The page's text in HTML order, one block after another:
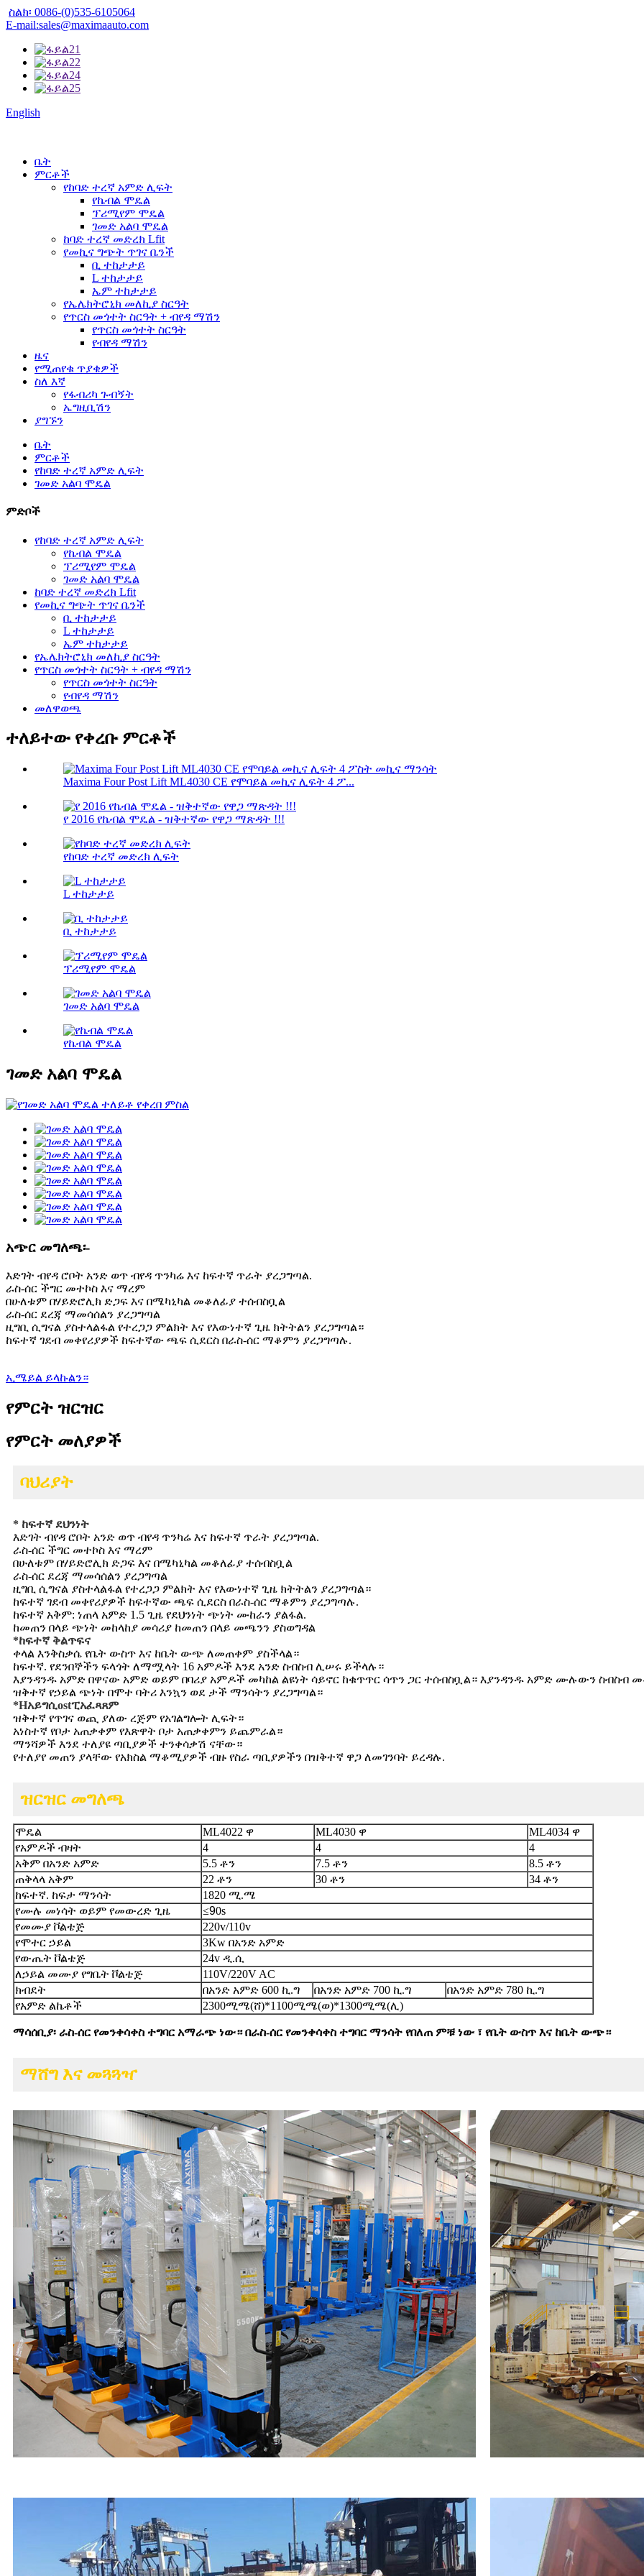
ስልክ፡ 0086-(0)535-6105064
E-mail:sales@maximaauto.com
English
ቤት
ምርቶች
የከባድ ተረኛ አምድ ሊፍት
የኬብል ሞዴል
ፕሪሚየም ሞዴል
ገመድ አልባ ሞዴል
ከባድ ተረኛ መድረክ Lfit
የመኪና ግጭት ጥገና ቤንች
ቢ ተከታታይ
L ተከታታይ
ኤም ተከታታይ
የኤሌክትሮኒክ መለኪያ ስርዓት
የጥርስ መጎተት ስርዓት + ብየዳ ማሽን
የጥርስ መጎተት ስርዓት
የብየዳ ማሽን
ዜና
የሚጠየቁ ጥያቄዎች
ስለ እኛ
የፋብሪካ ጉብኝት
ኤግዚቢሽን
ያግኙን
ቤት
ምርቶች
የከባድ ተረኛ አምድ ሊፍት
ገመድ አልባ ሞዴል
ምድቦች
የከባድ ተረኛ አምድ ሊፍት
የኬብል ሞዴል
ፕሪሚየም ሞዴል
ገመድ አልባ ሞዴል
ከባድ ተረኛ መድረክ Lfit
የመኪና ግጭት ጥገና ቤንች
ቢ ተከታታይ
L ተከታታይ
ኤም ተከታታይ
የኤሌክትሮኒክ መለኪያ ስርዓት
የጥርስ መጎተት ስርዓት + ብየዳ ማሽን
የጥርስ መጎተት ስርዓት
የብየዳ ማሽን
መለዋወጫ
ተለይተው የቀረቡ ምርቶች
Maxima Four Post Lift ML4030 CE የሞባይል መኪና ሊፍት 4 ፖ...
የ 2016 የኬብል ሞዴል - ዝቅተኛው የዋጋ ማጽዳት !!!
የከባድ ተረኛ መድረክ ሊፍት
L ተከታታይ
ቢ ተከታታይ
ፕሪሚየም ሞዴል
ገመድ አልባ ሞዴል
የኬብል ሞዴል
ገመድ አልባ ሞዴል
አጭር መግለጫ፡-
እድገት ብየዳ ሮቦት አንድ ወጥ ብየዳ ጥንካሬ እና ከፍተኛ ጥራት ያረጋግጣል.
ራስ-ሰር ችግር መተኮስ እና ማረም
በሁለቱም በሃይድሮሊክ ድጋፍ እና በሜካኒካል መቆለፊያ ተሰብስቧል
ራስ-ሰር ደረጃ ማመሳሰልን ያረጋግጣል
ዚግቢ ሲግናል ያስተላልፋል የተረጋጋ ምልክት እና የእውነተኛ ጊዜ ክትትልን ያረጋግጣል።
ከፍተኛ ገደብ መቀየሪያዎች ከፍተኛው ጫፍ ሲደርስ በራስ-ሰር ማቆምን ያረጋግጣሉ.
ኢሜይል ይላኩልን።
የምርት ዝርዝር
የምርት መለያዎች
ባህሪያት
* ከፍተኛ ደህንነት
እድገት ብየዳ ሮቦት አንድ ወጥ ብየዳ ጥንካሬ እና ከፍተኛ ጥራት ያረጋግጣል.
ራስ-ሰር ችግር መተኮስ እና ማረም
በሁለቱም በሃይድሮሊክ ድጋፍ እና በሜካኒካል መቆለፊያ ተሰብስቧል
ራስ-ሰር ደረጃ ማመሳሰልን ያረጋግጣል
ዚግቢ ሲግናል ያስተላልፋል የተረጋጋ ምልክት እና የእውነተኛ ጊዜ ክትትልን ያረጋግጣል።
ከፍተኛ ገደብ መቀየሪያዎች ከፍተኛው ጫፍ ሲደርስ በራስ-ሰር ማቆምን ያረጋግጣሉ.
ከፍተኛ አቅም: ነጠላ አምድ 1.5 ጊዜ የደህንነት ጭነት ሙከራን ያልፋል.
ከመጠን በላይ ጭነት መከላከያ መሳሪያ ከመጠን በላይ መጫንን ያስወግዳል
*ከፍተኛ ቅልጥፍና
ቀላል እንቅስቃሴ የቤት ውስጥ እና ከቤት ውጭ ለመጠቀም ያስችላል።
ከፍተኛ. የደንበኞችን ፍላጎት ለማሟላት 16 አምዶች እንደ አንድ ስብስብ ሊሠሩ ይችላሉ።
እያንዳንዱ አምድ በዋናው አምድ ወይም በባሪያ አምዶች መካከል ልዩነት ሳይኖር ከቁጥጥር ሳጥን ጋር ተሰብስቧል። እያንዳንዱ አምድ ሙሉውን ስብስብ
ዝቅተኛ የኃይል ጭነት በሞተ ባትሪ እንኳን ወደ ታች ማንሳትን ያረጋግጣል።
*Hአይግሲostፒአፈጻጸም
ዝቅተኛ የጥገና ወጪ ያለው ረጅም የአገልግሎት ሊፍት።
አነስተኛ የቦታ አጠቃቀም የእጽዋት ቦታ አጠቃቀምን ይጨምራል።
ማንሻዎች እንደ ተለያዩ ጣቢያዎች ተንቀሳቃሽ ናቸው።
የተለያየ መጠን ያላቸው የአክስል ማቆሚያዎች ብዙ የስራ ጣቢያዎችን በዝቅተኛ ዋጋ ለመገንባት ይረዳሉ.
ዝርዝር መግለጫ
ሞዴል ML4022 ዋ ML4030 ዋ
ML4034 ዋ
የአምዶች ብዛት
4 4
4
አቅም በአንድ አምድ
5.5 ቶን 7.5 ቶን
8.5 ቶን
ጠቅላላ አቅም
22 ቶን 30 ቶን
34 ቶን
ከፍተኛ. ከፍታ ማንሳት
1820 ሚ.ሜ
የሙሉ መነሳት ወይም የመውረድ ጊዜ
≤90s
የመሙያ ቮልቴጅ
220v/110v
የሞተር ኃይል
3Kw በአንድ አምድ
የውጤት ቮልቴጅ
24v ዲ.ሲ
ለኃይል መሙያ የግቤት ቮልቴጅ
110V/220V AC
ክብደት
በአንድ አምድ 600 ኪ.ግ በአንድ አምድ 700 ኪ.ግ
በአንድ አምድ 780 ኪ.ግ
የአምድ ልኬቶች
2300ሚሜ(ሸ)*1100ሚሜ(ወ)*1300ሚሜ(ሊ)
ማሳሰቢያ፡ ራስ-ሰር የመንቀሳቀስ ተግባር አማራጭ ነው። በራስ-ሰር የመንቀሳቀስ ተግባር ማንሳት የበለጠ ምቹ ነው ፣ የቤት ውስጥ እና ከቤት ውጭ።
ማሸግ እና መጓጓዣ